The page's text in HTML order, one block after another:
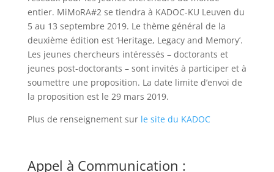
entier. MiMoRA#2 se tiendra à KADOC-KU Leuven du
5 au 13 septembre 2019. Le thème général de la
deuxième édition est ‘Heritage, Legacy and Memory’.
Les jeunes chercheurs intéressés – doctorants et
jeunes post-doctorants – sont invités à participer et à
soumettre une proposition. La date limite d’envoi de
la proposition est le 29 mars 2019.
Plus de renseignement sur le site du KADOC
Appel à Communication :